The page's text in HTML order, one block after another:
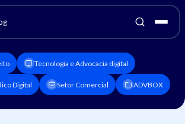
Tecnologia e Advocacia digital
Digital Setor Comercial ADVBOX